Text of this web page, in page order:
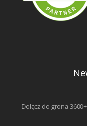
Dołącz do grona